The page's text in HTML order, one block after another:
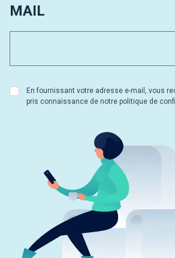
MAIL
En fournissant votre adresse e-mail, vous
pris connaissance de notre politique de